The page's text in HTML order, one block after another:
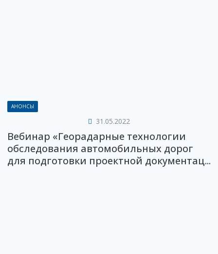
АНОНСЫ
31.05.2022
Вебинар «Георадарные технологии
обследования автомобильных дорог
для подготовки проектной документац...